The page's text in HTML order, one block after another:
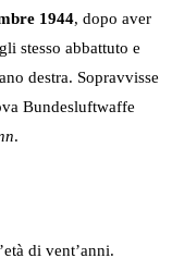
1944, dopo aver
stesso abbattuto e
destra. Sopravvisse
Bundesluftwaffe
.
di vent’anni.